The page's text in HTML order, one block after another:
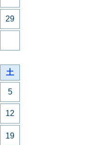
29
土
5
12
19